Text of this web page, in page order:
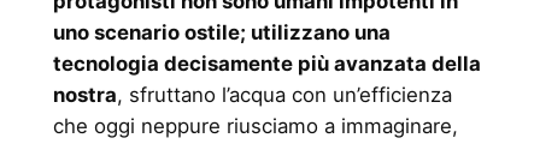
uno scenario ostile; utilizzano una
tecnologia decisamente più avanzata della
nostra, sfruttano l’acqua con un’efficienza
che oggi neppure riusciamo a immaginare,